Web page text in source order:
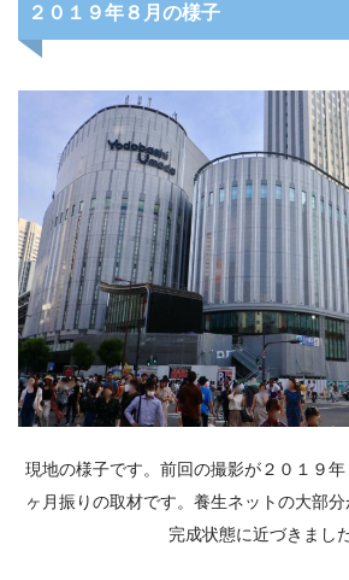
２０１９年８月の様子
現地の様子です。前回の撮影が２０１９年
ヶ月振りの取材です。養生ネットの大部
完成状態に近づきました